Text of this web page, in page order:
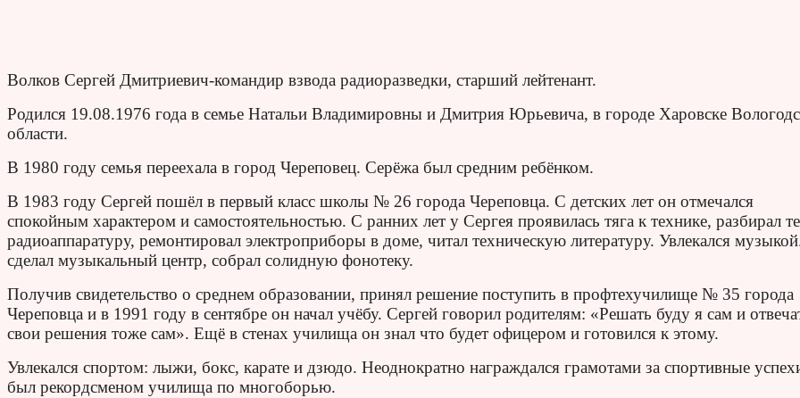
Волков Сергей Дмитриевич-командир взвода радиоразведки, старший лейтенант.
Родился 19.08.1976 года в семье Натальи Владимировны и Дмитрия Юрьевича, в городе Харовске
области.
В 1980 году семья переехала в город Череповец. Серёжа был средним ребёнком.
В 1983 году Сергей пошёл в первый класс школы № 26 города Череповца. С детских лет он отмечался
спокойным характером и самостоятельностью. С ранних лет у Сергея проявилась тяга к технике, разбирал
радиоаппаратуру, ремонтировал электроприборы в доме, читал техническую литературу. Увлекался
сделал музыкальный центр, собрал солидную фонотеку.
Получив свидетельство о среднем образовании, принял решение поступить в профтехучилище № 35 города
Череповца и в 1991 году в сентябре он начал учёбу. Сергей говорил родителям: «Решать буду я сам и
свои решения тоже сам». Ещё в стенах училища он знал что будет офицером и готовился к этому.
Увлекался спортом: лыжи, бокс, карате и дзюдо. Неоднократно награждался грамотами за спортивные
был рекордсменом училища по многоборью.